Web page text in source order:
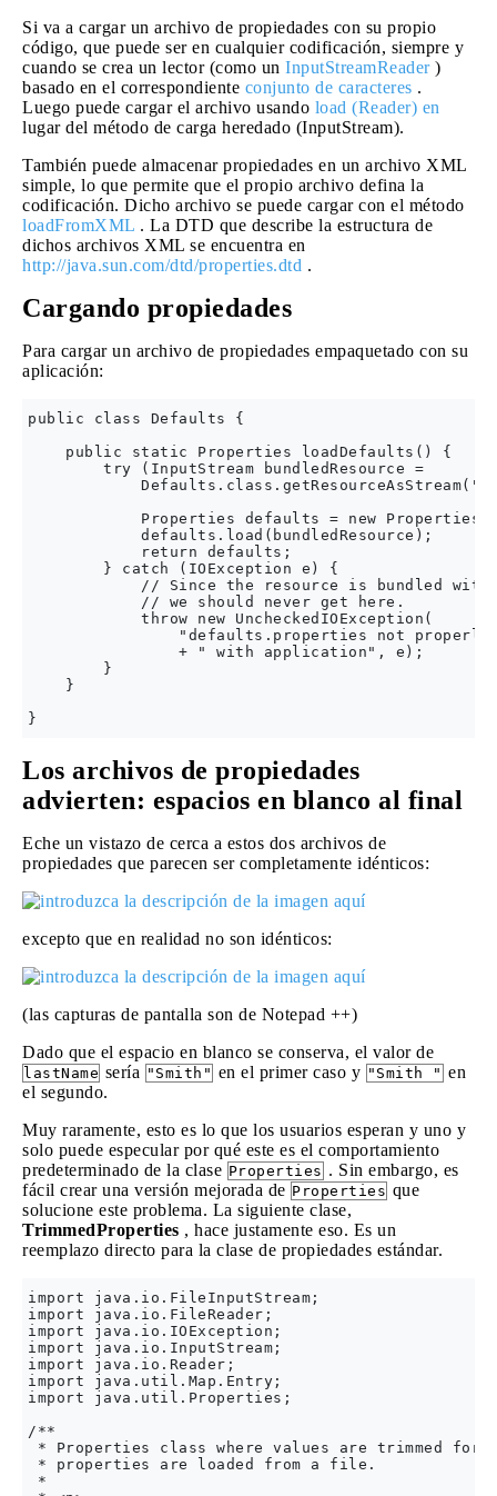
Si va a cargar un archivo de propiedades con su propio
código, que puede ser en cualquier codificación, siempre y
cuando se crea un lector (como un InputStreamReader)
basado en el correspondiente conjunto de caracteres .
Luego puede cargar el archivo usando load (Reader) en
lugar del método de carga heredado (InputStream).
También puede almacenar propiedades en un archivo XML
simple, lo que permite que el propio archivo defina la
codificación. Dicho archivo se puede cargar con el método
loadFromXML . La DTD que describe la estructura de
dichos archivos XML se encuentra en
http://java.sun.com/dtd/properties.dtd .
Cargando propiedades
Para cargar un archivo de propiedades empaquetado con su
aplicación:
public class Defaults {
    public static Properties loadDefaults() {
        try (InputStream bundledResource =
Properties defaults = new
            defaults.load(bundledResource);
            return defaults;
        } catch (IOException e) {
// Since the resource is bundled with
            // we should never get here.
            throw new UncheckedIOException(
"defaults.properties not properly
                + " with application", e);
        }
    }
Los archivos de propiedades
advierten: espacios en blanco al final
Eche un vistazo de cerca a estos dos archivos de
propiedades que parecen ser completamente idénticos:
excepto que en realidad no son idénticos:
(las capturas de pantalla son de Notepad ++)
Dado que el espacio en blanco se conserva, el valor de
lastName sería "Smith" en el primer caso y "Smith " en
el segundo.
Muy raramente, esto es lo que los usuarios esperan y uno y
solo puede especular por qué este es el comportamiento
predeterminado de la clase Properties . Sin embargo, es
fácil crear una versión mejorada de Properties que
solucione este problema. La siguiente clase,
TrimmedProperties , hace justamente eso. Es un
reemplazo directo para la clase de propiedades estándar.
import java.io.FileInputStream;
import java.io.FileReader;
import java.io.IOException;
import java.io.InputStream;
import java.io.Reader;
import java.util.Map.Entry;
import java.util.Properties;
/**
* Properties class where values are trimmed
* properties are loaded from a file.
*